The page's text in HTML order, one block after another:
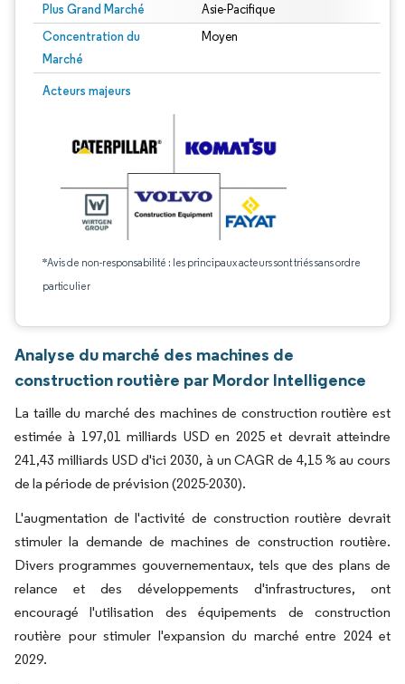
Plus Grand Marché Asie-Pacifique
Concentration du
Marché
Moyen
Acteurs majeurs
*Avis de non-responsabilité : les principaux acteurs sont triés sans ordre
particulier
Analyse du marché des machines de
construction routière par Mordor Intelligence
La taille du marché des machines de construction routière est
estimée à 197,01 milliards USD en 2025 et devrait atteindre
241,43 milliards USD d'ici 2030, à un CAGR de 4,15 % au cours
de la période de prévision (2025-2030).
L'augmentation de l'activité de construction routière devrait
stimuler la demande de machines de construction routière.
Divers programmes gouvernementaux, tels que des plans de
relance et des développements d'infrastructures, ont
encouragé l'utilisation des équipements de construction
routière pour stimuler l'expansion du marché entre 2024 et
2029.